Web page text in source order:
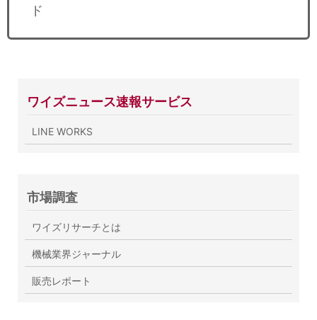
ド
ワイズニュース速報サービス
LINE WORKS
市場調査
ワイズリサーチとは
機械業界ジャーナル
販売レポート